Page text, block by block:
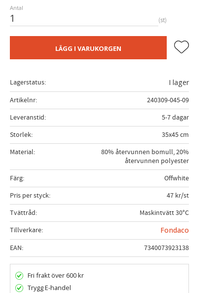
Antal
st
LÄGG I VARUKORGEN Lägg till i
Lagerstatus
I lager
Artikelnr
240309-045-09
Leveranstid
5-7 dagar
Storlek
35x45 cm
Material
80% återvunnen bomull, 20%
återvunnen polyester
Färg
Offwhite
Pris per styck
47 kr/st
Tvättråd
Maskintvätt 30°C
Tillverkare
Fondaco
EAN
7340073923138
Fri frakt över 600 kr
Trygg E-handel